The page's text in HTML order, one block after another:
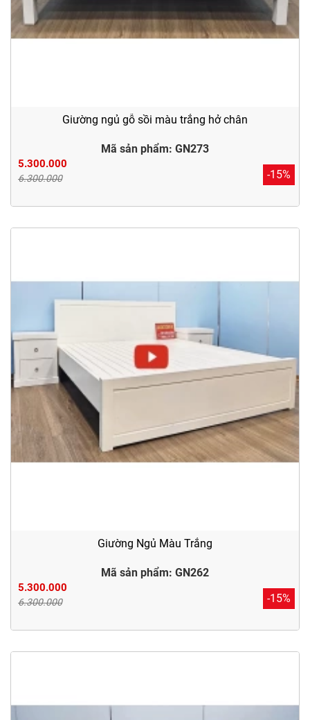
Giường ngủ gỗ sồi màu trắng hở chân
Mã sản phẩm: GN273
5.300.000
6.300.000 -15%
Giường Ngủ Màu Trắng
Mã sản phẩm: GN262
5.300.000
6.300.000 -15%